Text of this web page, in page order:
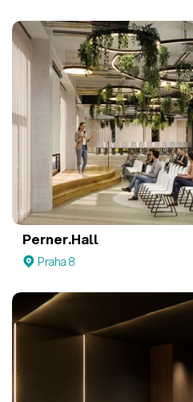
Perner.Hall
Praha 8